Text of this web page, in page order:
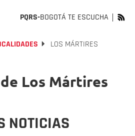
PQRS-BOGOTÁ TE ESCUCHA
LOS MÁRTIRES
Los Mártires
NOTICIAS